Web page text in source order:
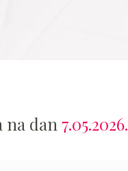
na dan 7.05.2026.